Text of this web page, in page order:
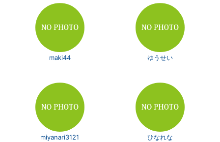
maki44 ゆうせい
miyanari3121 ひなれな